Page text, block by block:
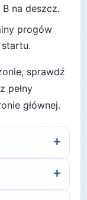
na deszcz.
progów
sprawdź
pełny
głównej.
+
+